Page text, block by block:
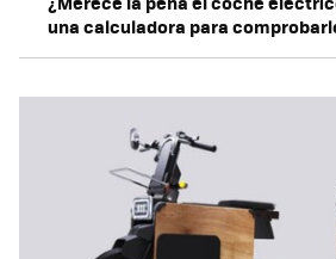
una calculadora para